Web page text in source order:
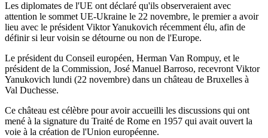
Les diplomates de l'UE ont déclaré qu'ils observeraient avec
attention le sommet UE-Ukraine le 22 novembre, le premier a avoir
lieu avec le président Viktor Yanukovich récemment élu, afin de
définir si leur voisin se détourne ou non de l'Europe.
Le président du Conseil européen, Herman Van Rompuy, et le
président de la Commission, José Manuel Barroso, recevront Viktor
Yanukovich lundi (22 novembre) dans un château de Bruxelles à
Val Duchesse.
Ce château est célèbre pour avoir accueilli les discussions qui ont
mené à la signature du Traité de Rome en 1957 qui avait ouvert la
voie à la création de l'Union européenne.